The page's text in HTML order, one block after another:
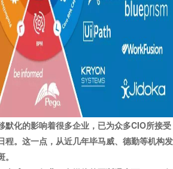
化的影响着很多企业，已为众多CIO所接受
程。这一点，从近几年毕马威、德勤等机构发